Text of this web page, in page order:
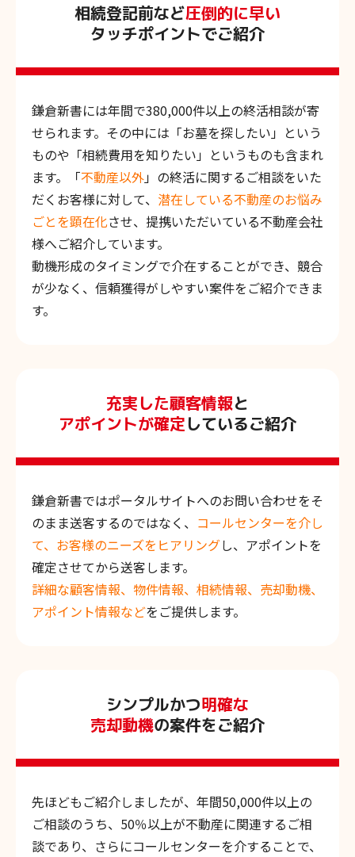
相続登記前など圧倒的に早い
タッチポイントでご紹介
鎌倉新書には年間で380,000件以上の終活相談が寄
せられます。その中には「お墓を探したい」という
ものや「相続費用を知りたい」というものも含まれ
ます。「不動産以外」の終活に関するご相談をいた
だくお客様に対して、 潜在している不動産のお悩み
ごとを顕在化させ、提携いただいている不動産会社
様へご紹介しています。
動機形成のタイミングで介在することができ、競合
が少なく、信頼獲得がしやすい案件をご紹介できま
す。
充実した顧客情報と
アポイントが確定しているご紹介
鎌倉新書ではポータルサイトへのお問い合わせをそ
のまま送客するのではなく、 コールセンターを介し
て、お客様のニーズをヒアリングし、アポイントを
確定させてから送客します。
詳細な顧客情報、物件情報、相続情報、売却動機、
アポイント情報などをご提供します。
シンプルかつ明確な
売却動機の案件をご紹介
先ほどもご紹介しましたが、年間50,000件以上の
ご相談のうち、50％以上が不動産に関連するご相
談であり、さらにコールセンターを介することで、